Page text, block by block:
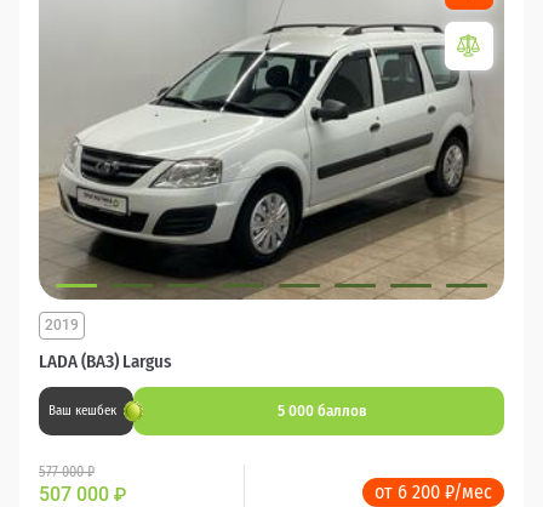
LADA (ВАЗ) Largus
2019
Ваш кешбек 5 000 баллов
577 000 ₽
507 000 ₽ от 6 200 ₽/мес